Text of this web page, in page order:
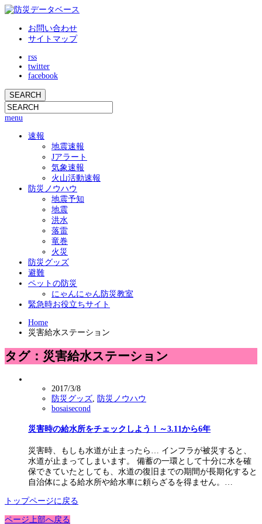
お問い合わせ
サイトマップ
rss
twitter
facebook
menu
速報
地震速報
Jアラート
気象速報
火山活動速報
防災ノウハウ
地震予知
地震
洪水
落雷
竜巻
火災
防災グッズ
避難
ペットの防災
にゃんにゃん防災教室
緊急時お役立ちサイト
Home
災害給水ステーション
タグ：災害給水ステーション
2017/3/8
防災グッズ
防災ノウハウ
bosaisecond
災害時の給水所をチェックしよう！～3.11から6年
災害時、もしも水道が止まったら… インフラが被災すると、
水道が止まってしまいます。 備蓄の一環として十分に水を確
保できていたとしても、水道の復旧までの期間が長期化すると
自治体による給水所や給水車に頼らざるを得ません。…
トップページに戻る
ページ上部へ戻る